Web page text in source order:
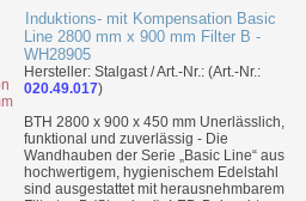
Induktions- mit Kompensation Basic
Line 2800 mm x 900 mm Filter B -
WH28905
Hersteller: Stalgast / Art.-Nr.: (Art.-Nr.:
020.49.017)
BTH 2800 x 900 x 450 mm Unerlässlich,
funktional und zuverlässig - Die
Wandhauben der Serie „Basic Line“ aus
hochwertigem, hygienischem Edelstahl
sind ausgestattet mit herausnehmbarem